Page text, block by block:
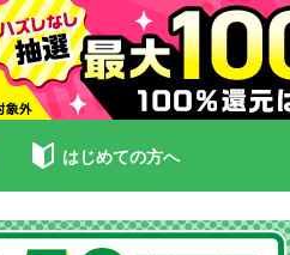
はじめての方へ